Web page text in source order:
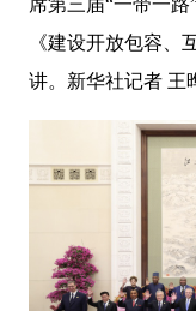
席第三届“一带一
《建设开放包容、
讲。新华社记者 王